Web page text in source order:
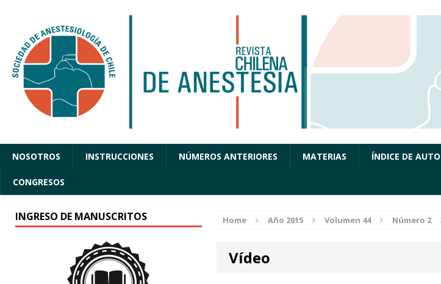
NOSOTROS INSTRUCCIONES NÚMEROS ANTERIORES MATERIAS ÍNDICE DE
CONGRESOS
Home Año 2015 Volumen 44 Número 2
Vídeo
INGRESO DE MANUSCRITOS